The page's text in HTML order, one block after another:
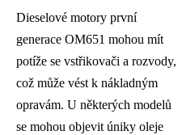
Dieselové motory první
generace OM651 mohou mít
potíže se vstřikovači a rozvody,
což může vést k nákladným
opravám. U některých modelů
se mohou objevit úniky oleje